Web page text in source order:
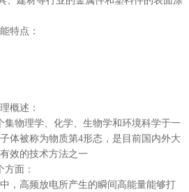
特点：
概述：
集物理学、化学、生物学和环境科学于一
体被称为物质第4形态，是目前国内外大
效的技术方法之一
面：
，高频放电所产生的瞬间高能量能够打